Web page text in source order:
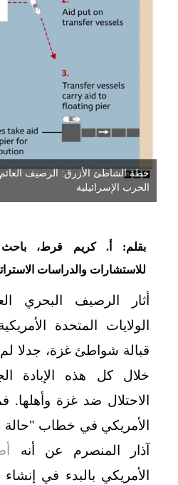
خطة الشاطئ الأزرق: الرصيف
الحرب الإسرائيلية
بقلم: أ. كريم قرط،
للاستشارات والدراسات
أثار الرصيف البحري
الولايات المتحدة
قبالة شواطئ غزة، جدلا
خلال كل هذه الإبادة
الاحتلال ضد غزة وأهلها.
آذار المنصرم عن أنه
الأمريكي بالبدء في